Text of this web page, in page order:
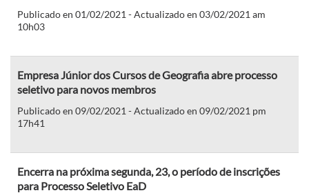
Publicado en 01/02/2021 - Actualizado en 03/02/2021 am
10h03
Empresa Júnior dos Cursos de Geografia abre processo
seletivo para novos membros
Publicado en 09/02/2021 - Actualizado en 09/02/2021 pm
17h41
Encerra na próxima segunda, 23, o período de inscrições
para Processo Seletivo EaD